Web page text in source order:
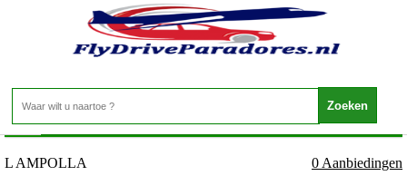
Spanje - Costa Dorada - L AMPOLLA
Home>
L AMPOLLA 0 Aanbiedingen